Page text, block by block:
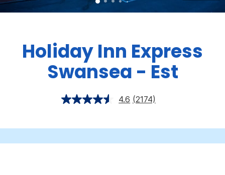
Holiday Inn Express
Swansea - Est
4.6 (2174)